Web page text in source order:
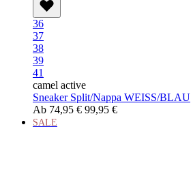
36
37
38
39
41
camel active
Sneaker Split/Nappa WEISS/BLAU
Ab 74,95 € 99,95 €
SALE